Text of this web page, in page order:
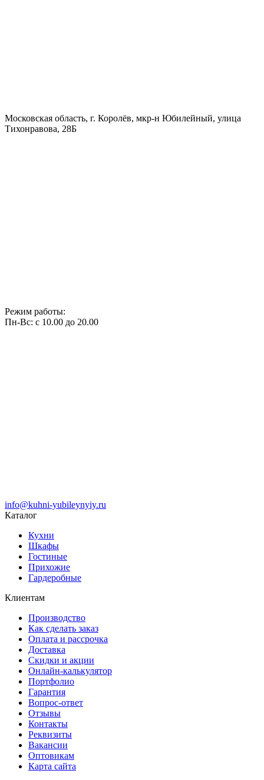
Московская область, г. Королёв, мкр-н Юбилейный, улица
Тихонравова, 28Б
Режим работы:
Пн-Вс: с 10.00 до 20.00
info@kuhni-yubileynyiy.ru
Каталог
Кухни
Шкафы
Гостиные
Прихожие
Гардеробные
Клиентам
Производство
Как сделать заказ
Оплата и рассрочка
Доставка
Скидки и акции
Онлайн-калькулятор
Портфолио
Гарантия
Вопрос-ответ
Отзывы
Контакты
Реквизиты
Вакансии
Оптовикам
Карта сайта